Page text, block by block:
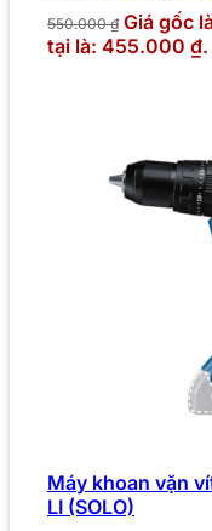
550.000₫ Giá gốc
tại là: 455.000 ₫.
Máy khoan vặn
LI (SOLO)